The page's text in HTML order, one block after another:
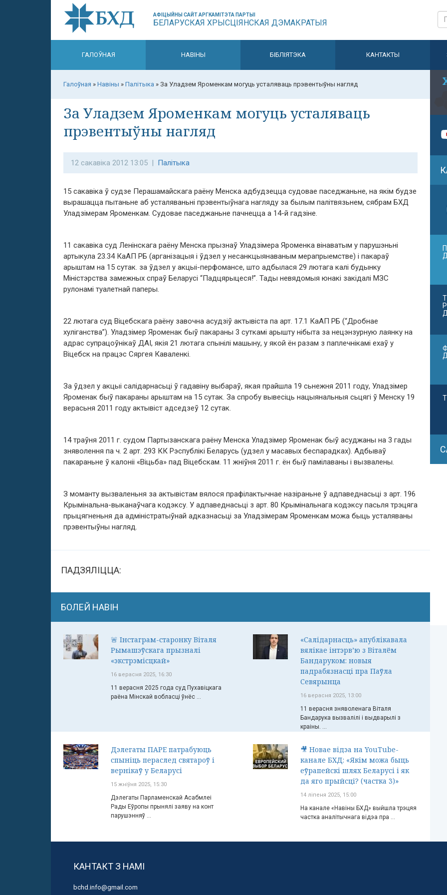
АФІЦЫЙНЫ САЙТ АРГКАМІТЭТА ПАРТЫІ
БЕЛАРУСКАЯ ХРЫСЦІЯНСКАЯ ДЭМАКРАТЫЯ
ГАЛОЎНАЯ НАВІНЫ БІБЛІЯТЭКА КАНТАКТЫ
Галоўная » Навіны » Палітыка » За Уладзем Яроменкам могуць усталяваць прэвентыўны нагляд
За Уладзем Яроменкам могуць усталяваць
прэвентыўны нагляд
12 сакавіка 2012 13:05 | Палітыка
15 сакавіка ў судзе Перашамайскага раёну Менска адбудзецца судовае паседжаньне, на якім будзе
вырашацца пытаньне аб усталяваньні прэвентыўнага нагляду за былым палітвязьнем, сябрам БХД
Уладзімерам Яроменкам. Судовае паседжаньне пачнецца а 14-й гадзіне.
11 сакавіка суд Ленінскага раёну Менска прызнаў Уладзімера Яроменка вінаватым у парушэньні
артыкула 23.34 КаАП РБ (арганізацыя і ўдзел у несанкцыянаваным мерапрыемстве) і пакараў
арыштам на 15 сутак. за ўдзел у акцыі-перфомансе, што адбылася 29 лютага калі будынку
Міністэрства замежных спраў Беларусі “Падцярыцеся!”. Тады невядомыя юнакі закідалі МЗС
рулонамі туалетнай паперы.
22 лютага суд Віцебскага раёну завочна асудзіў актывіста па арт. 17.1 КаАП РБ (“Дробнае
хуліганства”). Уладзімер Яроменак быў пакараны 3 суткамі арышту нібыта за нецэнзурную лаянку на
адрас супрацоўнікаў ДАІ, якія 21 лютага спынілі машыну, у якой ён разам з паплечнікамі ехаў у
Віцебск на працэс Сяргея Каваленкі.
За ўдзел у акцыі салідарнасьці ў гадавіну выбараў, якая прайшла 19 сьнежня 2011 году, Уладзімер
Яроменак быў пакараны арыштам на 15 сутак. За спробу вывесіць нацыянальныя сьцягі ў Менску 19
верасьня 2011 году актывіст адседзеў 12 сутак.
14 траўня 2011 г. судом Партызанскага раёну Менска Уладзімер Яроменак быў асуджаны на 3 гады
зняволення па ч. 2 арт. 293 КК Рэспублікі Беларусь (удзел у масавых беспарадках). Адбываў
пакараньне ў калоніі «Віцьба» пад Віцебскам. 11 жніўня 2011 г. ён быў памілаваны і вызвалены.
З моманту вызваленьня за актывістам вялося прафілактычнае назіраньне ў адпаведнасьці з арт. 196
Крымінальна-выканаўчага кодэксу. У адпаведнасьці з арт. 80 Крымінальнага кодэксу пасьля трэцяга
прыцягненьня да адміністратыўнай адказнасьці за Уладзімерам Яроменкам можа быць усталяваны
прэвентыўны нагляд.
ПАДЗЯЛІЦЦА:
БОЛЕЙ НАВІН
🚨 Інстаграм-старонку Віталя
Рымашэўскага прызналі
«экстрэмісцкай»
16 верасня 2025, 16:30
11 верасня 2025 года суд Пухавіцкага
раёна Мінскай вобласці ўнёс ...
«Салідарнасць» апублікавала
вялікае інтэрв’ю з Віталём
Бандаруком: новыя
падрабязнасці пра Паўла
Севярынца
16 верасня 2025, 13:00
11 верасня зняволенага Віталя
Бандарука вызвалілі і выдварылі з
краіны. ...
Дэлегаты ПАРЕ патрабуюць
спыніць пераслед святароў і
вернікаў у Беларусі
15 жніўня 2025, 15:30
Дэлегаты Парламенскай Асабмлеі
Рады Еўропы прынялі заяву на конт
парушэнняў ...
🎥 Новае відэа на YouTube-
канале БХД: «Якім можа быць
еўрапейскі шлях Беларусі і як
да яго прыйсці? (частка 3)»
14 ліпеня 2025, 15:00
На канале «Навіны БХД» выйшла трэцяя
частка аналітычнага відэа пра ...
КАНТАКТ З НАМІ
bchd.info@gmail.com